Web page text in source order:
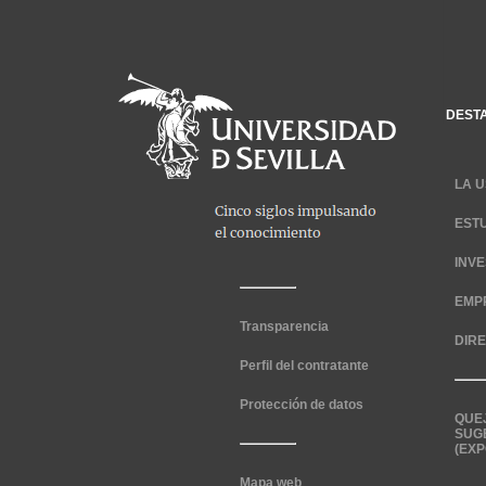
Transparencia
Perfil del contratante
Protección de datos
Mapa web
LA